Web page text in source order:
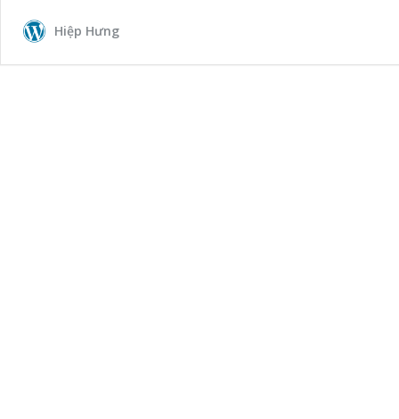
Hiệp Hưng